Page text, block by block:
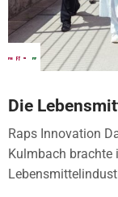
Die
Raps Innovation
Kulmbach brachte